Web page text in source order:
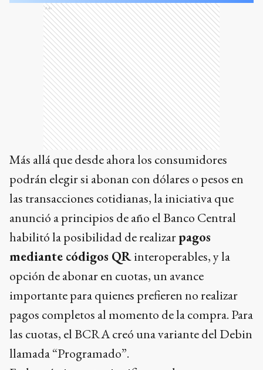
Ads
Más allá que desde ahora los consumidores
podrán elegir si abonan con dólares o pesos en
las transacciones cotidianas, la iniciativa que
anunció a principios de año el Banco Central
habilitó la posibilidad de realizarpagos
mediante códigos QRinteroperables, y la
opción de abonar en cuotas, un avance
importante para quienes prefieren no realizar
pagos completos al momento de la compra. Para
las cuotas, el BCRA creó una variante del Debin
llamada “Programado”.